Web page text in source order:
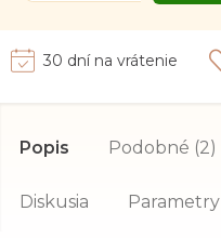
30 dní na vrátenie
Popis Podobné (2)
Diskusia Parametry